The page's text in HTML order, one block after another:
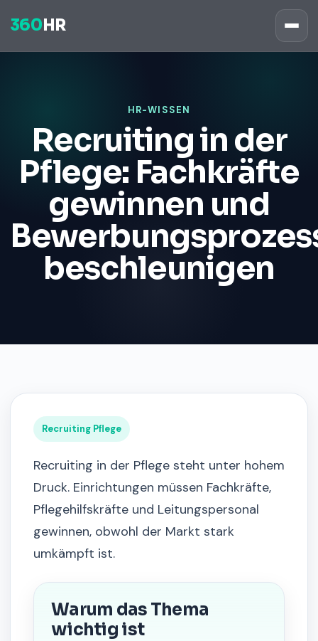
360 HR
HR-WISSEN
Recruiting in der
Pflege: Fachkräfte
gewinnen und
beschleunigen
Recruiting Pflege
Recruiting in der Pflege steht unter hohem
Druck. Einrichtungen müssen Fachkräfte,
Pflegehilfskräfte und Leitungspersonal
gewinnen, obwohl der Markt stark
umkämpft ist.
Warum das Thema
wichtig ist